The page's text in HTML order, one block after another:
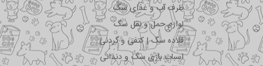
ظرف آب و غذای سگ
لوازم حمل و نقل سگ
قلاده سگ | کتفی و گردنی
اسباب بازی سگ و دندانی